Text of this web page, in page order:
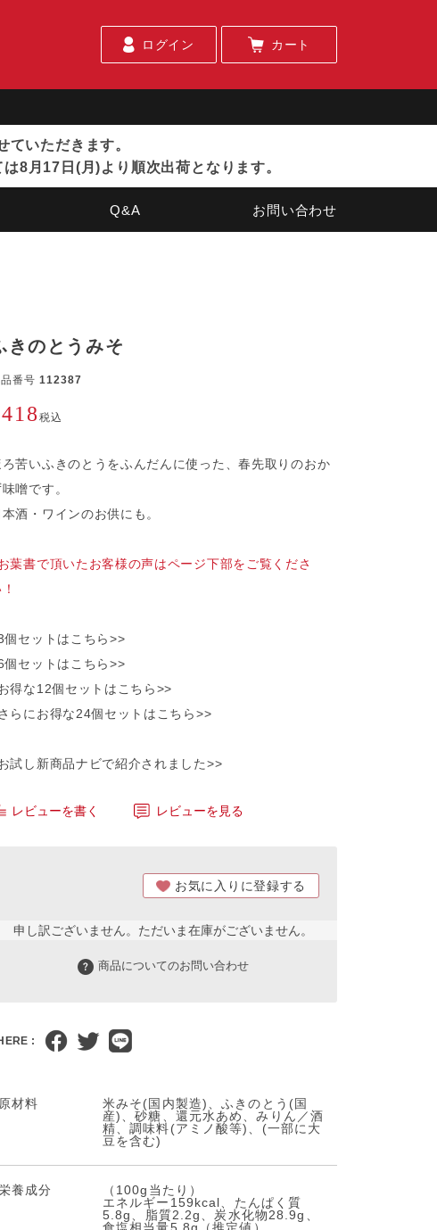
ログイン カート
いただきます。
8月17日(月)より順次出荷となります。
Q&A お問い合わせ
きのとうみそ
番号 112387
418 税込
ろ苦いふきのとうをふんだんに使った、春先取りのおか
噌です。
本酒・ワインのお供にも。
葉書で頂いたお客様の声はページ下部をご覧くださ
個セットはこちら>>
個セットはこちら>>
得な12個セットはこちら>>
らにお得な24個セットはこちら>>
試し新商品ナビで紹介されました>>
レビューを書く レビューを見る
お気に入りに登録する
申し訳ございません。ただいま在庫がございません。
商品についてのお問い合わせ
:
原材料
米みそ(国内製造)、ふきのとう(国
産)、砂糖、還元水あめ、みりん／酒
精、調味料(アミノ酸等)、(一部に大
豆を含む)
養成分
（100g当たり）
エネルギー159kcal、たんぱく質
5.8g、脂質2.2g、炭水化物28.9g、